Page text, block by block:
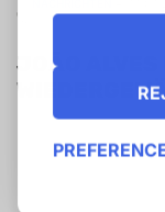
JOÃO ALVES